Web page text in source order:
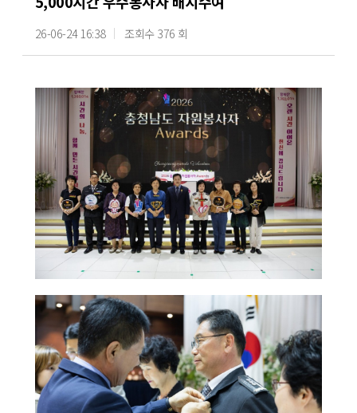
26-06-24 16:38 조회수 376 회